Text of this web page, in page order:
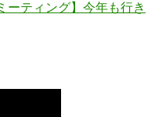
ーティング】今年も行き